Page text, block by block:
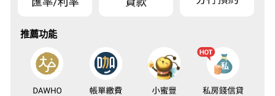
推薦功能